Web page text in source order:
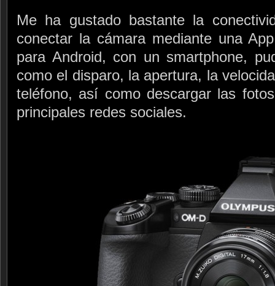
Me ha gustado bastante la
conectar la cámara mediante una
para Android, con un smartphone,
como el disparo, la apertura, la
teléfono, así como descargar las
principales redes sociales.